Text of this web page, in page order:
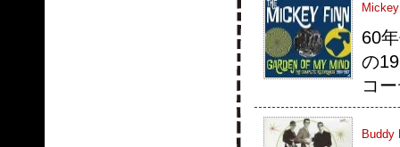
60
の
コ
Buddy